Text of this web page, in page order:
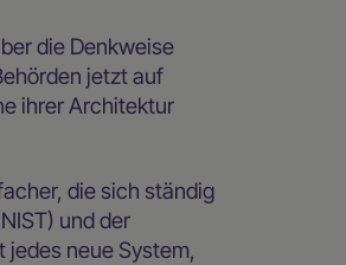
die Denkweise
jetzt auf
ihrer Architektur
die sich ständig
und der
neue System,